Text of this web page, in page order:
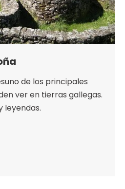
de los principales
ver en tierras gallegas.
leyendas.